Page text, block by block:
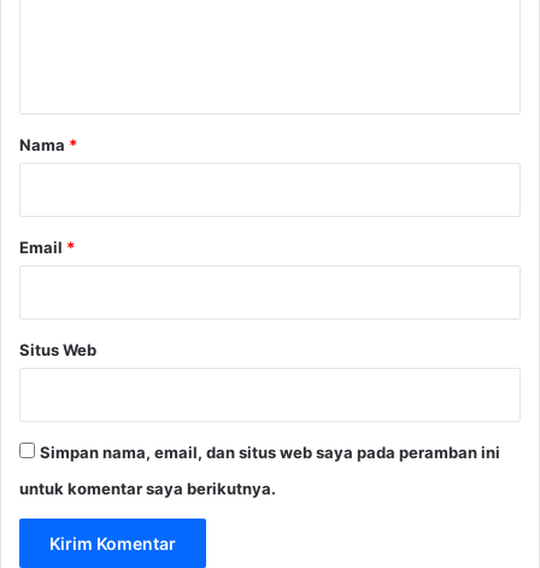
rNama *
Email *
Situs Web
Simpan nama, email, dan situs web saya pada peramban ini
untuk komentar saya berikutnya.